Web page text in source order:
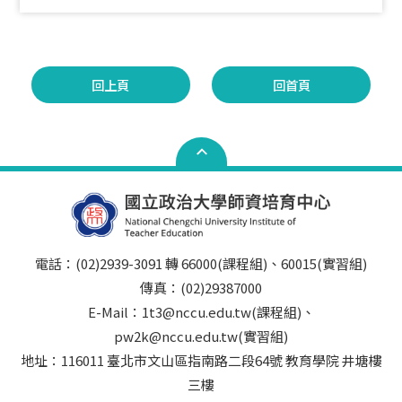
回上頁 回首頁
電話：(02)2939-3091 轉 66000(課程組)、60015(實習組)
傳真：(02)29387000
E-Mail：1t3@nccu.edu.tw(課程組)、
pw2k@nccu.edu.tw(實習組)
地址：116011 臺北市文山區指南路二段64號 教育學院 井塘樓
三樓